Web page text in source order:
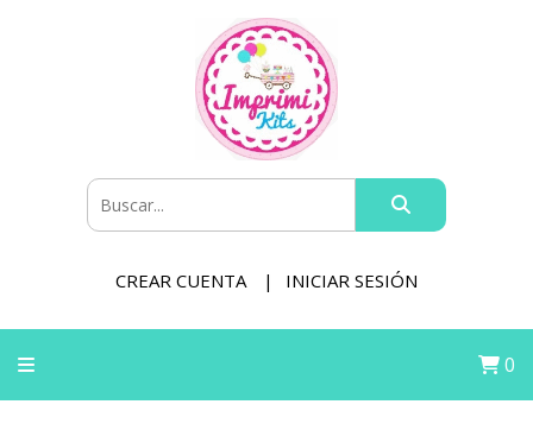
CREAR CUENTA INICIAR SESIÓN
0